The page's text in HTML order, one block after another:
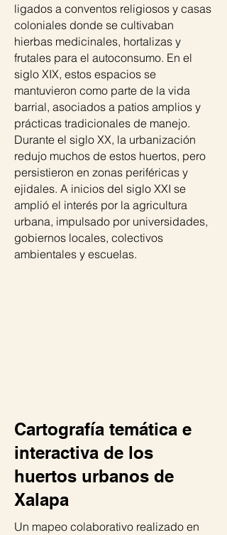
ligados a conventos religiosos y casas
coloniales donde se cultivaban
hierbas medicinales, hortalizas y
frutales para el autoconsumo. En el
siglo XIX, estos espacios se
mantuvieron como parte de la vida
barrial, asociados a patios amplios y
prácticas tradicionales de manejo.
Durante el siglo XX, la urbanización
redujo muchos de estos huertos, pero
persistieron en zonas periféricas y
ejidales. A inicios del siglo XXI se
amplió el interés por la agricultura
urbana, impulsado por universidades,
gobiernos locales, colectivos
ambientales y escuelas.
Cartografía temática e
interactiva de los
huertos urbanos de
Xalapa
Un mapeo colaborativo realizado en